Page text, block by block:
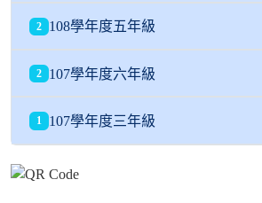
2 108學年度五年級
2 107學年度六年級
1 107學年度三年級